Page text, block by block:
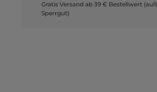
Gratis Versand ab 39 € Bestellwert
Sperrgut)